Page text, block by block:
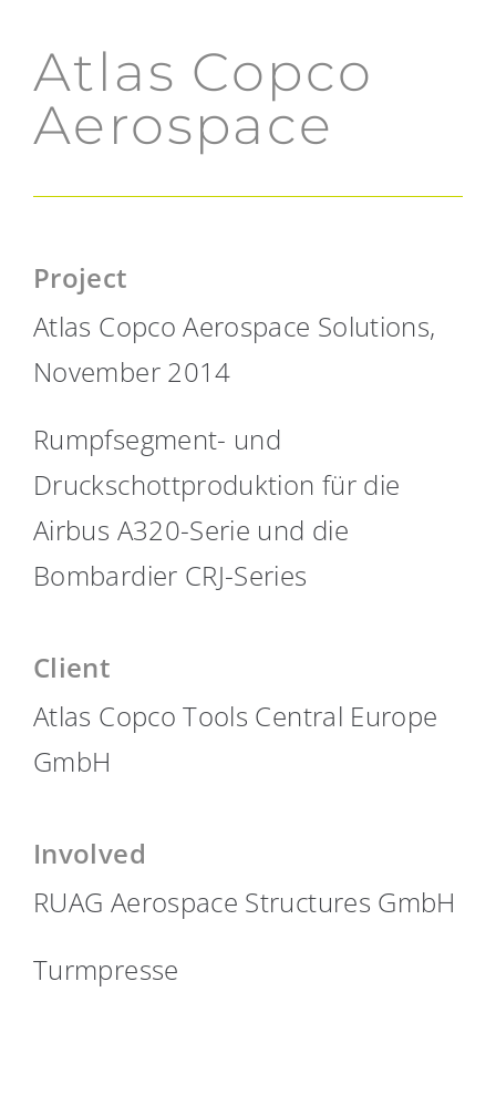
Atlas Copco
Aerospace
Project
Atlas Copco Aerospace Solutions,
November 2014
Rumpfsegment- und
Druckschottproduktion für die
Airbus A320-Serie und die
Bombardier CRJ-Series
Client
Atlas Copco Tools Central Europe
GmbH
Involved
RUAG Aerospace Structures GmbH
Turmpresse